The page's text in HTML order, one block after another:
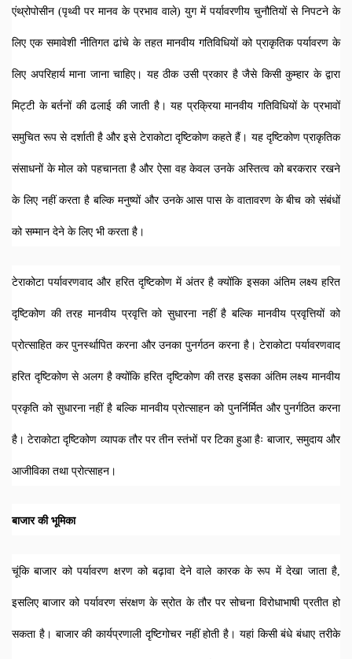
एंथ्रोपोसीन (पृथ्वी पर मानव के प्रभाव वाले) युग में पर्यावरणीय चुनौतियों से निपटने के
लिए एक समावेशी नीतिगत ढांचे के तहत मानवीय गतिविधियों को प्राकृतिक पर्यावरण के
लिए अपरिहार्य माना जाना चाहिए। यह ठीक उसी प्रकार है जैसे किसी कुम्हार के द्वारा
मिट्टी के बर्तनों की ढलाई की जाती है। यह प्रक्रिया मानवीय गतिविधियों के प्रभावों
समुचित रूप से दर्शाती है और इसे टेराकोटा दृष्टिकोण कहते हैं। यह दृष्टिकोण प्राकृतिक
संसाधनों के मोल को पहचानता है और ऐसा वह केवल उनके अस्तित्व को बरकरार रखने
के लिए नहीं करता है बल्कि मनुष्यों और उनके आस पास के वातावरण के बीच को संबंधों
को सम्मान देने के लिए भी करता है।
टेराकोटा पर्यावरणवाद और हरित दृष्टिकोण में अंतर है क्योंकि इसका अंतिम लक्ष्य हरित
दृष्टिकोण की तरह मानवीय प्रवृत्ति को सुधारना नहीं है बल्कि मानवीय प्रवृत्तियों को
प्रोत्साहित कर पुनर्स्थापित करना और उनका पुनर्गठन करना है। टेराकोटा पर्यावरणवाद
हरित दृष्टिकोण से अलग है क्योंकि हरित दृष्टिकोण की तरह इसका अंतिम लक्ष्य मानवीय
प्रकृति को सुधारना नहीं है बल्कि मानवीय प्रोत्साहन को पुनर्निर्मित और पुनर्गठित करना
है। टेराकोटा दृष्टिकोण व्यापक तौर पर तीन स्तंभों पर टिका हुआ हैः बाजार, समुदाय और
आजीविका तथा प्रोत्साहन।
बाजार की भूमिका
चूंकि बाजार को पर्यावरण क्षरण को बढ़ावा देने वाले कारक के रूप में देखा जाता है,
इसलिए बाजार को पर्यावरण संरक्षण के स्रोत के तौर पर सोचना विरोधाभाषी प्रतीत हो
सकता है। बाजार की कार्यप्रणाली दृष्टिगोचर नहीं होती है। यहां किसी बंधे बंधाए तरीके